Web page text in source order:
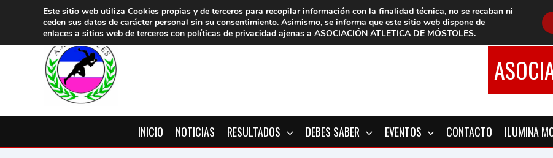
contenido
INICIO NOTICIAS RESULTADOS DEBES SABER EVENTOS CONTACTO ILUMINA
Este sitio web utiliza Cookies propias y de terceros para recopilar información con la finalidad técnica, no se recaban ni
ceden sus datos de carácter personal sin su consentimiento. Asimismo, se informa que este sitio web dispone de
enlaces a sitios web de terceros con políticas de privacidad ajenas a ASOCIACIÓN ATLETICA DE MÓSTOLES.